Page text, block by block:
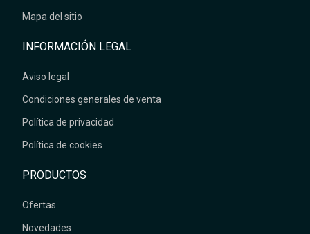
Mapa del sitio
INFORMACIÓN LEGAL
Aviso legal
Condiciones generales de venta
Política de privacidad
Política de cookies
PRODUCTOS
Ofertas
Novedades